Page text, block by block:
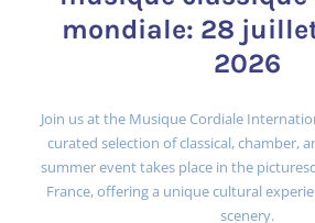
mondiale: 28
2026
Join us at the Musique Cordiale
curated selection of classical, chamber,
summer event takes place in the
France, offering a unique cultural
scenery.